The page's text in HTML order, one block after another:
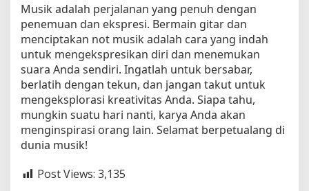
Musik adalah perjalanan yang penuh dengan
penemuan dan ekspresi. Bermain gitar dan
menciptakan not musik adalah cara yang indah
untuk mengekspresikan diri dan menemukan
suara Anda sendiri. Ingatlah untuk bersabar,
berlatih dengan tekun, dan jangan takut untuk
mengeksplorasi kreativitas Anda. Siapa tahu,
mungkin suatu hari nanti, karya Anda akan
menginspirasi orang lain. Selamat berpetualang di
dunia musik!
Post Views: 3,135